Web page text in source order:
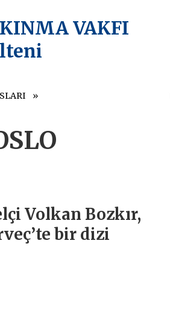
VAKFI
Volkan Bozkır,
bir dizi